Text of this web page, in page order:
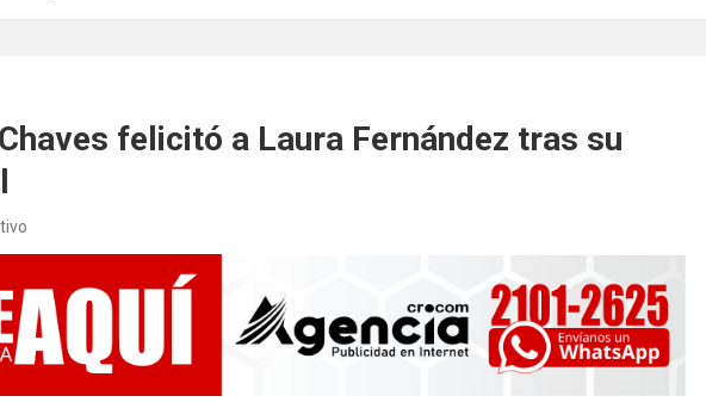
felicitó a Laura Fernández tras su